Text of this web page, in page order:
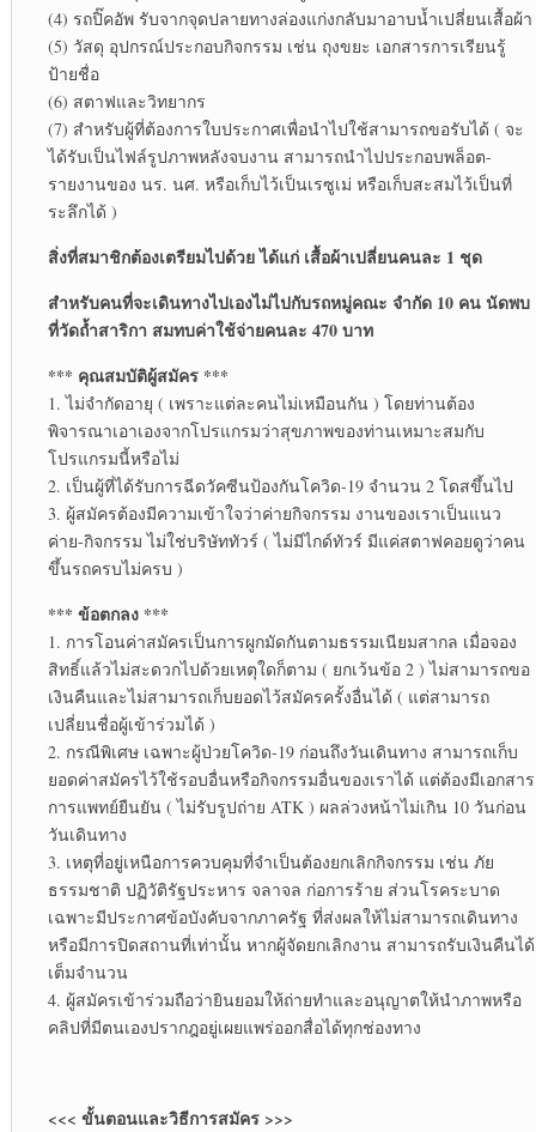
(4) รถปิ๊คอัพ รับจากจุดปลายทางล่องแก่งกลับมาอาบน้ำเปลี่ยนเสื้อผ้า
(5) วัสดุ อุปกรณ์ประกอบกิจกรรม เช่น ถุงขยะ เอกสารการเรียนรู้
ป้ายชื่อ
(6) สตาฟและวิทยากร
(7) สำหรับผู้ที่ต้องการใบประกาศเพื่อนำไปใช้สามารถขอรับได้ ( จะ
ได้รับเป็นไฟล์รูปภาพหลังจบงาน สามารถนำไปประกอบพล็อต-
รายงานของ นร. นศ. หรือเก็บไว้เป็นเรซูเม่ หรือเก็บสะสมไว้เป็นที่
ระลึกได้ )
สิ่งที่สมาชิกต้องเตรียมไปด้วย ได้แก่ เสื้อผ้าเปลี่ยนคนละ 1 ชุด
สำหรับคนที่จะเดินทางไปเองไม่ไปกับรถหมู่คณะ จำกัด 10 คน นัดพบ
ที่วัดถ้ำสาริกา สมทบค่าใช้จ่ายคนละ 470 บาท
*** คุณสมบัติผู้สมัคร ***
1. ไม่จำกัดอายุ ( เพราะแต่ละคนไม่เหมือนกัน ) โดยท่านต้อง
พิจารณาเอาเองจากโปรแกรมว่าสุขภาพของท่านเหมาะสมกับ
โปรแกรมนี้หรือไม่
2. เป็นผู้ที่ได้รับการฉีดวัคซีนป้องกันโควิด-19 จำนวน 2 โดสขึ้นไป
3. ผู้สมัครต้องมีความเข้าใจว่าค่ายกิจกรรม งานของเราเป็นแนว
ค่าย-กิจกรรม ไม่ใช่บริษัททัวร์ ( ไม่มีไกด์ทัวร์ มีแค่สตาฟคอยดูว่าคน
ขึ้นรถครบไม่ครบ )
*** ข้อตกลง ***
1. การโอนค่าสมัครเป็นการผูกมัดกันตามธรรมเนียมสากล เมื่อจอง
สิทธิ์แล้วไม่สะดวกไปด้วยเหตุใดก็ตาม ( ยกเว้นข้อ 2 ) ไม่สามารถขอ
เงินคืนและไม่สามารถเก็บยอดไว้สมัครครั้งอื่นได้ ( แต่สามารถ
เปลี่ยนชื่อผู้เข้าร่วมได้ )
2. กรณีพิเศษ เฉพาะผู้ป่วยโควิด-19 ก่อนถึงวันเดินทาง สามารถเก็บ
ยอดค่าสมัครไว้ใช้รอบอื่นหรือกิจกรรมอื่นของเราได้ แต่ต้องมีเอกสาร
การแพทย์ยืนยัน ( ไม่รับรูปถ่าย ATK ) ผลล่วงหน้าไม่เกิน 10 วันก่อน
วันเดินทาง
3. เหตุที่อยู่เหนือการควบคุมที่จำเป็นต้องยกเลิกกิจกรรม เช่น ภัย
ธรรมชาติ ปฏิวัติรัฐประหาร จลาจล ก่อการร้าย ส่วนโรคระบาด
เฉพาะมีประกาศข้อบังคับจากภาครัฐ ที่ส่งผลให้ไม่สามารถเดินทาง
หรือมีการปิดสถานที่เท่านั้น หากผู้จัดยกเลิกงาน สามารถรับเงินคืนได้
เต็มจำนวน
4. ผู้สมัครเข้าร่วมถือว่ายินยอมให้ถ่ายทำและอนุญาตให้นำภาพหรือ
คลิปที่มีตนเองปรากฎอยู่เผยแพร่ออกสื่อได้ทุกช่องทาง
<<< ขั้นตอนและวิธีการสมัคร >>>